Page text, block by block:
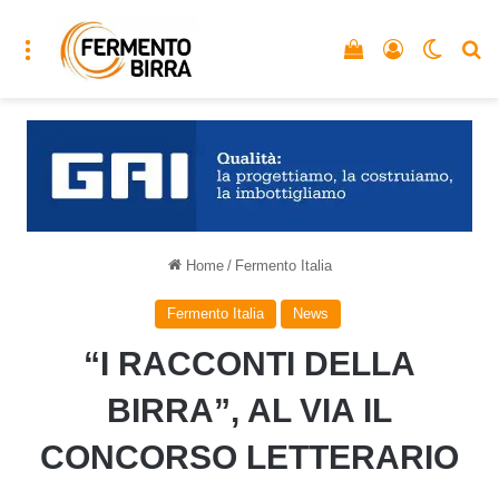
Menu Accedi
Vedi il carrello
Home / Fermento Italia
Fermento Italia News
“I RACCONTI DELLA
BIRRA”, AL VIA IL
CONCORSO LETTERARIO